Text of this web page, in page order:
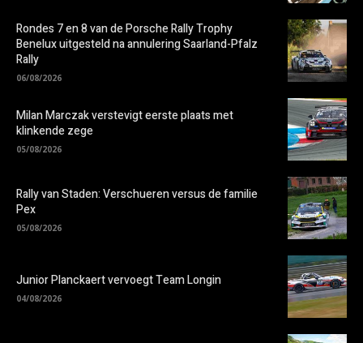
Rondes 7 en 8 van de Porsche Rally Trophy
Benelux uitgesteld na annulering Saarland-Pfalz
Rally
06/08/2026
Milan Marczak verstevigt eerste plaats met
klinkende zege
05/08/2026
Rally van Staden: Verschueren versus de familie
Pex
05/08/2026
Junior Planckaert vervoegt Team Longin
04/08/2026